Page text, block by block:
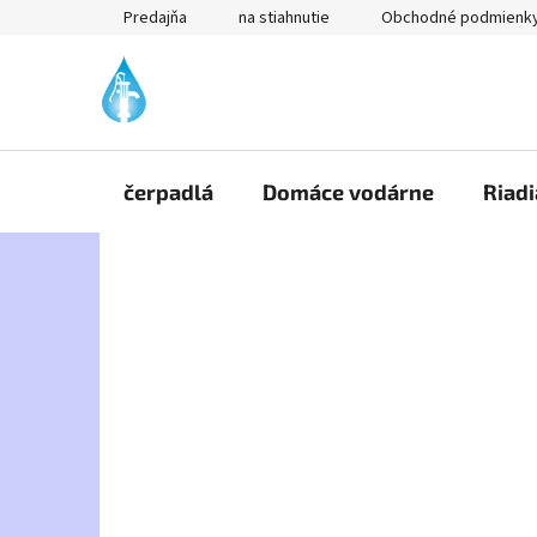
Predajňa na stiahnutie Obchodné
čerpadlá Domáce vodárne